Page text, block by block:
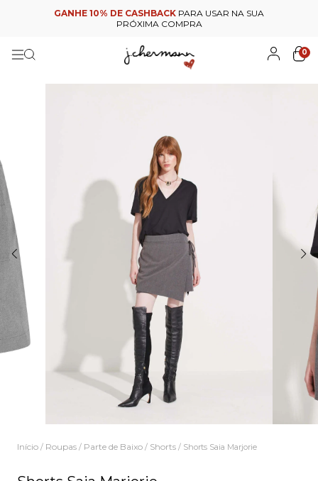
GANHE 10% DE CASHBACK PARA USAR NA SUA
PRÓXIMA COMPRA
0
Início / Roupas / Parte de Baixo / Shorts / Shorts Saia Marjorie